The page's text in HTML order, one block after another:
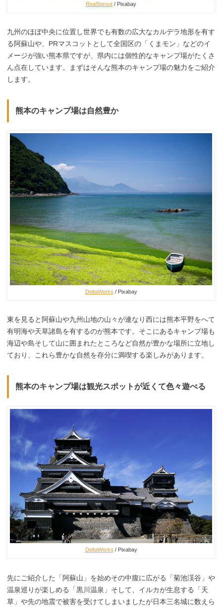
RealSprout / Pixabay
九州のほぼ中央に位置し世界でも有数の広大なカルデラ地形を有す
る阿蘇山や、PRマスコットとして全国区の「くまモン」などのイ
メージが強い熊本県ですが、県内には個性的なキャンプ場がたくさ
ん点在しています。まずはそんな熊本のキャンプ場の魅力をご紹介
します。
熊本のキャンプ場は自然豊か
DeltaWorks / Pixabay
東を見ると阿蘇山や九州山地の山々が連なり西には熊本平野をへて
有明海や天草諸島を有するのが熊本です。そこにあるキャンプ場も
海辺や島そして山に囲まれたところなど自然が豊かな場所に立地し
ており、これら豊かな自然を存分に満喫する楽しみがあります。
熊本のキャンプ場は観光スポットが近くて色々遊べる
DeltaWorks / Pixabay
先にご紹介した「阿蘇山」を始めその中腹に広がる「菊池渓谷」や
温泉巡りが楽しめる「黒川温泉」そして、イルカが生息する「天
草」や先の地震で被害を受けてしまいましたが日本三名城に数えら